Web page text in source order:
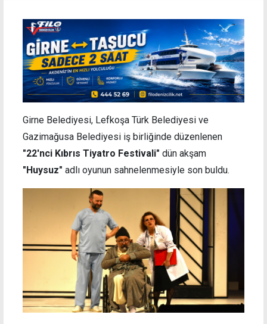
Girne Belediyesi, Lefkoşa Türk Belediyesi ve
Gazimağusa Belediyesi iş birliğinde düzenlenen
"22'nci Kıbrıs Tiyatro Festivali" dün akşam
"Huysuz" adlı oyunun sahnelenmesiyle son buldu.